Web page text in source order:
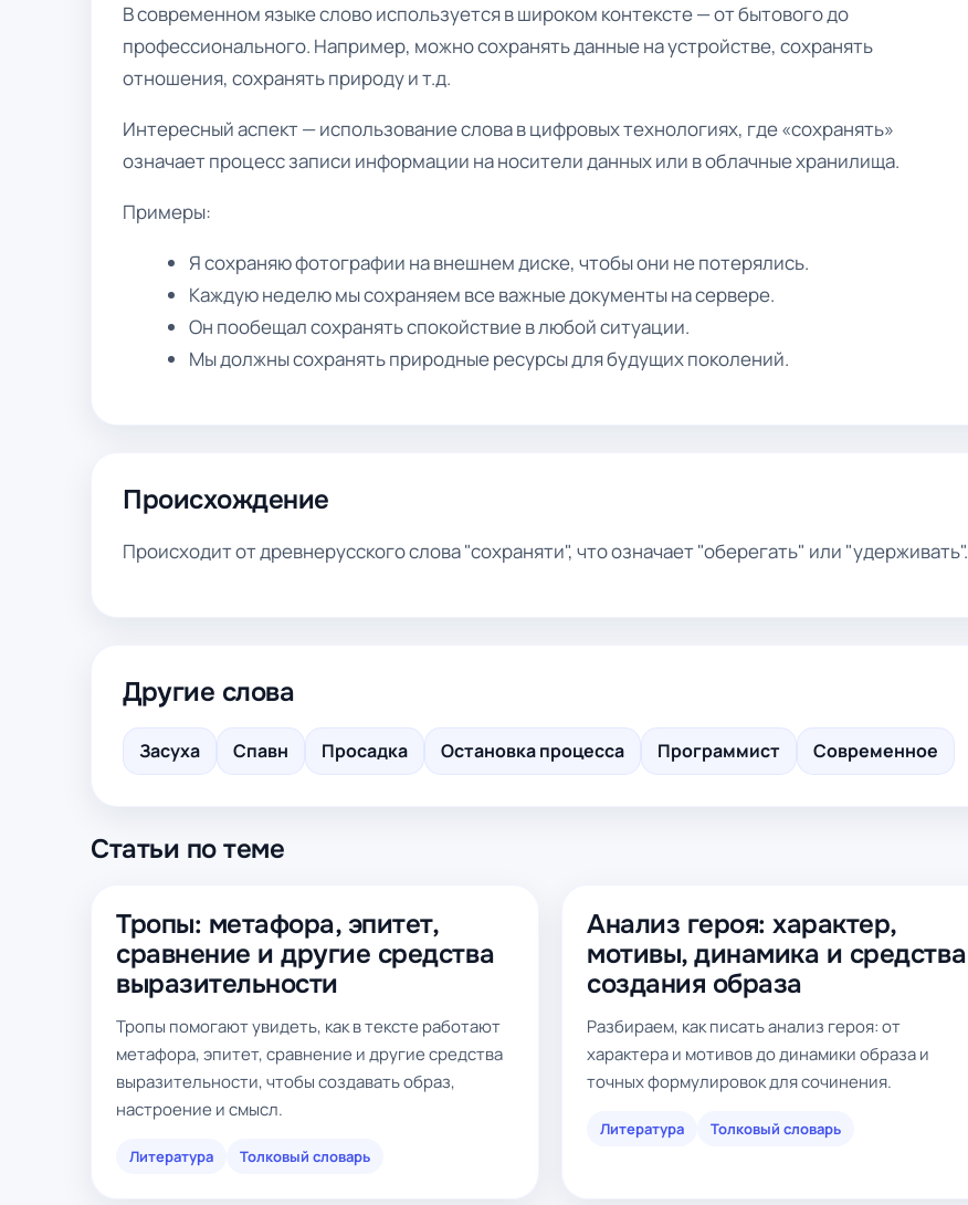
В современном языке слово используется в широком контексте — от бытового до
профессионального. Например, можно сохранять данные на устройстве, сохранять
отношения, сохранять природу и т.д.
Интересный аспект — использование слова в цифровых технологиях, где «сохранять»
означает процесс записи информации на носители данных или в облачные хранилища.
Примеры:
Я сохраняю фотографии на внешнем диске, чтобы они не потерялись.
Каждую неделю мы сохраняем все важные документы на сервере.
Он пообещал сохранять спокойствие в любой ситуации.
Мы должны сохранять природные ресурсы для будущих поколений.
Происхождение
Происходит от древнерусского слова "сохраняти", что означает "оберегать" или "удерживать".
Другие слова
Засуха Спавн Просадка Остановка процесса Программист Современное
Статьи по теме
Тропы: метафора, эпитет,
сравнение и другие средства
выразительности
Тропы помогают увидеть, как в тексте работают
метафора, эпитет, сравнение и другие средства
выразительности, чтобы создавать образ,
настроение и смысл.
Литература Толковый словарь
Анализ героя: характер,
мотивы, динамика и средства
создания образа
Разбираем, как писать анализ героя: от
характера и мотивов до динамики образа и
точных формулировок для сочинения.
Литература Толковый словарь